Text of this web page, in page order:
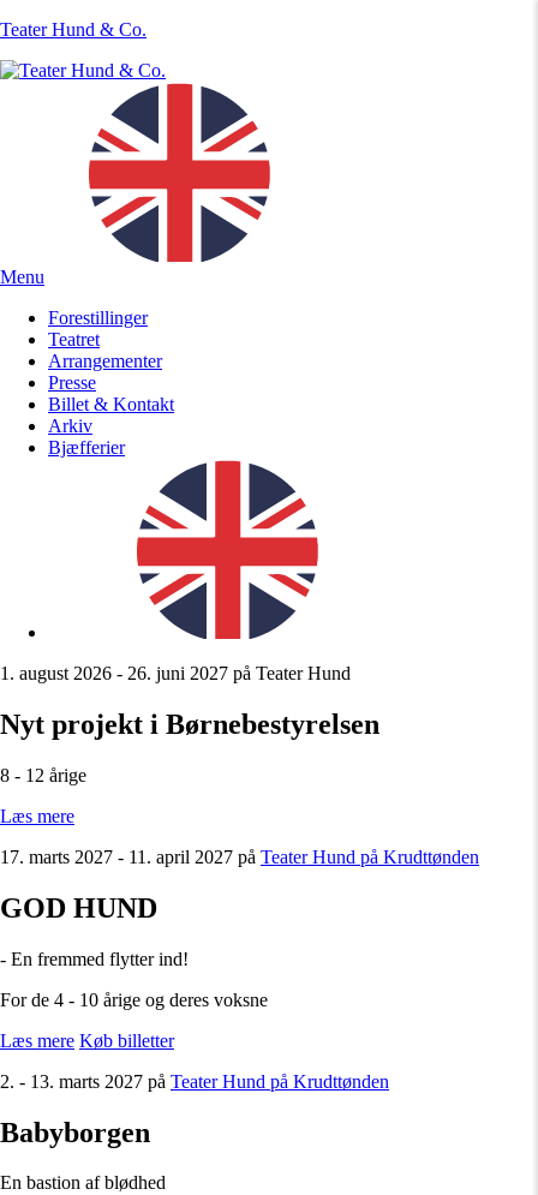
Teater Hund & Co.
Menu
Forestillinger
Teatret
Arrangementer
Presse
Billet & Kontakt
Arkiv
Bjæfferier
1. august 2026 - 26. juni 2027 på Teater Hund
Nyt projekt i Børnebestyrelsen
8 - 12 årige
Læs mere
17. marts 2027 - 11. april 2027 på Teater Hund på Krudttønden
GOD HUND
- En fremmed flytter ind!
For de 4 - 10 årige og deres voksne
Læs mere Køb billetter
2. - 13. marts 2027 på Teater Hund på Krudttønden
Babyborgen
En bastion af blødhed